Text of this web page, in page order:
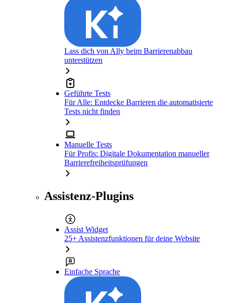
Lass dich von Ally beim Barrierenabbau
unterstützen
Geführte Tests
Für Alle: Entdecke Barrieren die automatisierte
Tests nicht finden
Manuelle Tests
Für Profis: Digitale Dokumentation manueller
Barrierefreiheitsprüfungen
Assistenz-Plugins
Assist Widget
25+ Assistenzfunktionen für deine Website
Einfache Sprache